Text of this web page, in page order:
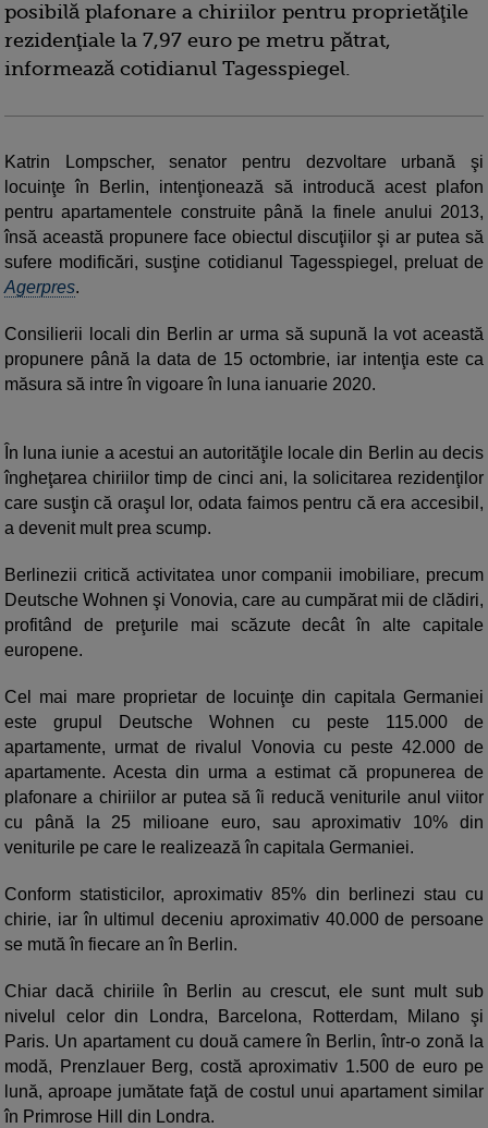
posibilă plafonare a chiriilor pentru proprietăţile
rezidenţiale la 7,97 euro pe metru pătrat,
informează cotidianul Tagesspiegel.
Katrin Lompscher, senator pentru dezvoltare urbană şi
locuinţe în Berlin, intenţionează să introducă acest plafon
pentru apartamentele construite până la finele anului 2013,
însă această propunere face obiectul discuţiilor şi ar putea să
sufere modificări, susţine cotidianul Tagesspiegel, preluat de
Agerpres.
Consilierii locali din Berlin ar urma să supună la vot această
propunere până la data de 15 octombrie, iar intenţia este ca
măsura să intre în vigoare în luna ianuarie 2020.
În luna iunie a acestui an autorităţile locale din Berlin au decis
îngheţarea chiriilor timp de cinci ani, la solicitarea rezidenţilor
care susţin că oraşul lor, odata faimos pentru că era accesibil,
a devenit mult prea scump.
Berlinezii critică activitatea unor companii imobiliare, precum
Deutsche Wohnen şi Vonovia, care au cumpărat mii de clădiri,
profitând de preţurile mai scăzute decât în alte capitale
europene.
Cel mai mare proprietar de locuinţe din capitala Germaniei
este grupul Deutsche Wohnen cu peste 115.000 de
apartamente, urmat de rivalul Vonovia cu peste 42.000 de
apartamente. Acesta din urma a estimat că propunerea de
plafonare a chiriilor ar putea să îi reducă veniturile anul viitor
cu până la 25 milioane euro, sau aproximativ 10% din
veniturile pe care le realizează în capitala Germaniei.
Conform statisticilor, aproximativ 85% din berlinezi stau cu
chirie, iar în ultimul deceniu aproximativ 40.000 de persoane
se mută în fiecare an în Berlin.
Chiar dacă chiriile în Berlin au crescut, ele sunt mult sub
nivelul celor din Londra, Barcelona, Rotterdam, Milano şi
Paris. Un apartament cu două camere în Berlin, într-o zonă la
modă, Prenzlauer Berg, costă aproximativ 1.500 de euro pe
lună, aproape jumătate faţă de costul unui apartament similar
în Primrose Hill din Londra.